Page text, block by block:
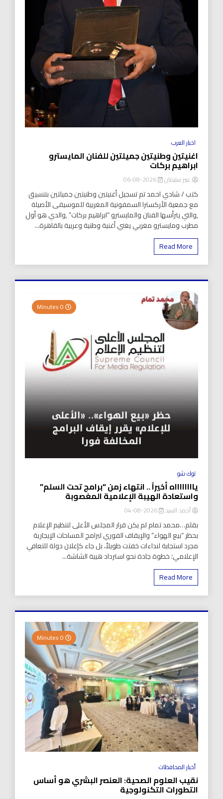
اخبار العرب
اغنيتين وطنيتين جميلتين للفنان المايسترو
ابراهيم بركات
عبير سليمان 2026-08-06
كتب / شادي احمد تم تسجيل أغنيتين وطنيتين جميلتين بتنسيق
مع جمعية الأركسترا السمفونية المغربية للموسيقى الأصيلة
,والتي يترأسها الفنان والمايسترو “ابراهيم بركات” ,والدي هو أول
مطرب ومايسترو مغربي يغني أغنية وطنية وعربية بالقاهرة...
Read More
توك شو
يااااااااه أخيراً .. انتهاء زمن “برامج تحت السلم”
واستعادة الهيبة الإعلامية المغصوبة
أحمد السيد 2026-08-04
بقلم…محمد تمام لم يكن قرار المجلس الأعلى لتنظيم الإعلام
بحظر “بيع الهواء” والإيقاف الفوري لبرامج المساحات الإيجارية
مجرد استجابة لنداءات خفتت طويلاً، بل جاء كإعلان دولة للتعافي
الإعلامي؛ خطوة جادة نحو استرداد هيبة الشاشة...
Read More
أخبار المحافظات
نقيب العلوم الصحية: العنصر البشري هو أساس
التطورات التكنولوجية